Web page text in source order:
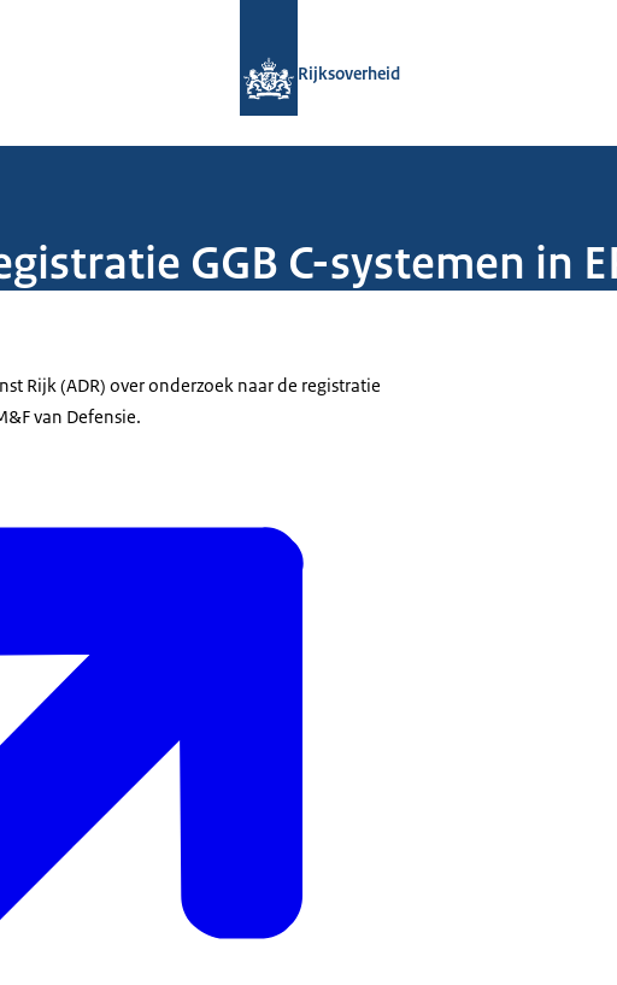
Rijksoverheid
GGB C-systemen in
Rijk (ADR) over onderzoek naar de registratie
van Defensie.